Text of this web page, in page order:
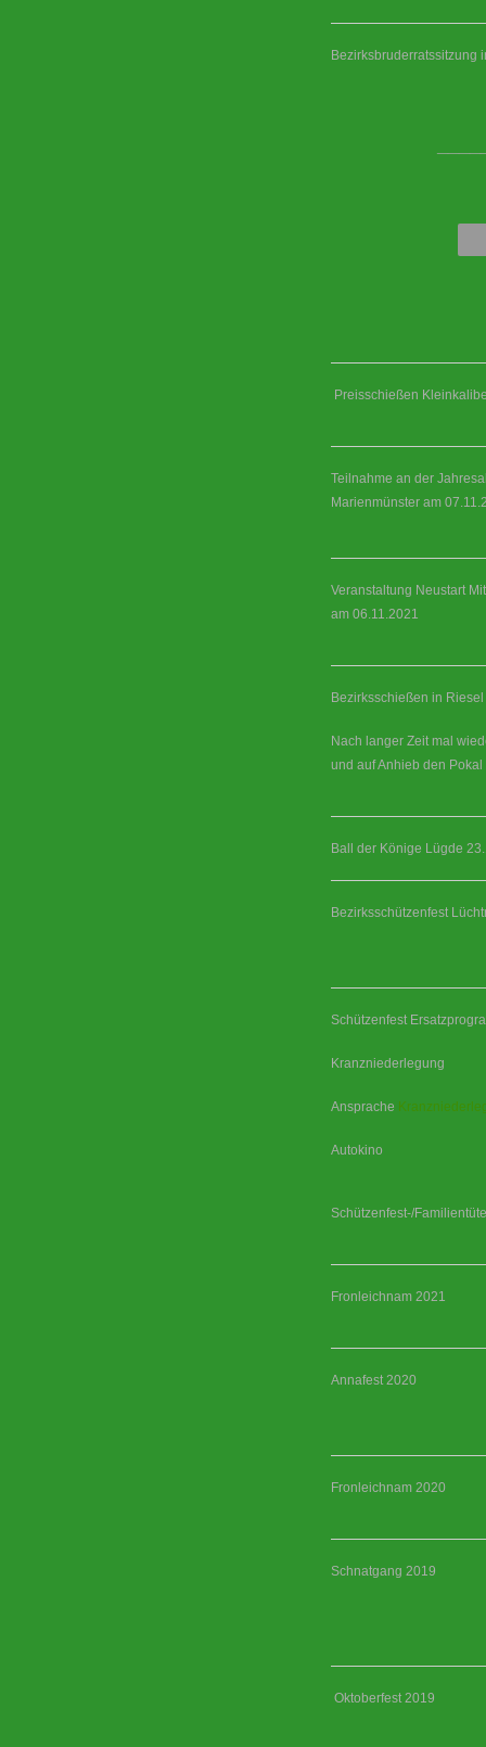
Bezirksbruderratssitzung
Preisschießen
Teilnahme an der
Marienmünster am
Veranstaltung Neustart
am 06.11.2021
Bezirksschießen in
Nach langer Zeit mal
und auf Anhieb den
Ball der Könige Lügde
Bezirksschützenfest
Schützenfest
Kranzniederlegung
Ansprache
Autokino
Schützenfest-/
Fronleichnam 2021
Annafest 2020
Fronleichnam 2020
Schnatgang 2019
Oktoberfest 2019